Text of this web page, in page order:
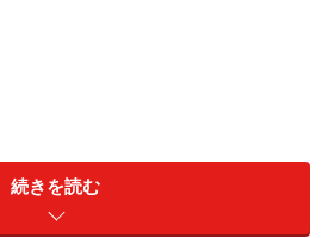
、工事中の5人が死亡！
続きを読む